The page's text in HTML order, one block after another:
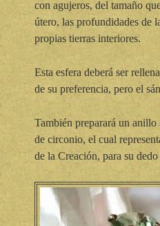
con agujeros, del tamaño
útero, las profundidades de
propias tierras interiores.
Esta esfera deberá ser
de su preferencia, pero el
También preparará un
de circonio, el cual
de la Creación, para su